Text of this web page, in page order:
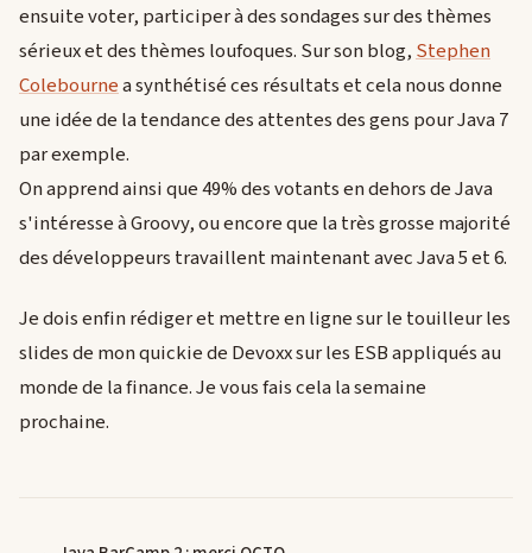
ensuite voter, participer à des sondages sur des thèmes
sérieux et des thèmes loufoques. Sur son blog, Stephen
Colebournea synthétisé ces résultats et cela nous donne
une idée de la tendance des attentes des gens pour Java 7
par exemple.
On apprend ainsi que 49% des votants en dehors de Java
s'intéresse à Groovy, ou encore que la très grosse majorité
des développeurs travaillent maintenant avec Java 5 et 6.
Je dois enfin rédiger et mettre en ligne sur le touilleur les
slides de mon quickie de Devoxx sur les ESB appliqués au
monde de la finance. Je vous fais cela la semaine
prochaine.